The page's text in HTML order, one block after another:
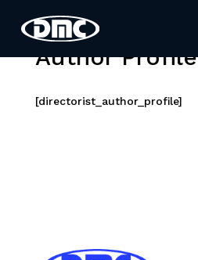
Author Profile
[directorist_author_profile]